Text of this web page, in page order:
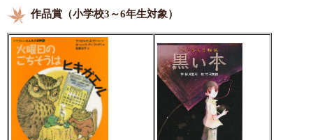
作品賞（小学校3～6年生対象）